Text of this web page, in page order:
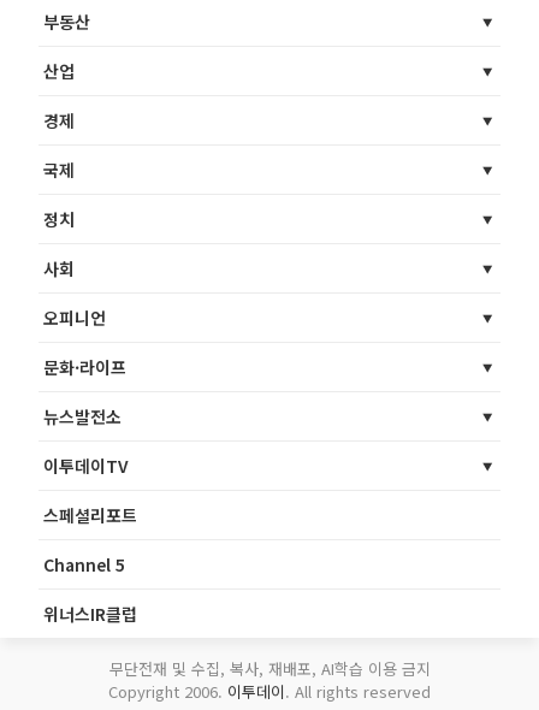
부동산
산업
경제
국제
정치
사회
오피니언
문화·라이프
뉴스발전소
이투데이TV
스페셜리포트
Channel 5
위너스IR클럽
무단전재 및 수집, 복사, 재배포, AI학습 이용 금지
Copyright 2006. 이투데이. All rights reserved